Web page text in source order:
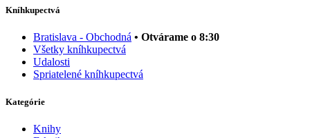
Kníhkupectvá
Bratislava - Obchodná • Otvárame o 8:30
Všetky kníhkupectvá
Udalosti
Spriatelené kníhkupectvá
Kategórie
Knihy